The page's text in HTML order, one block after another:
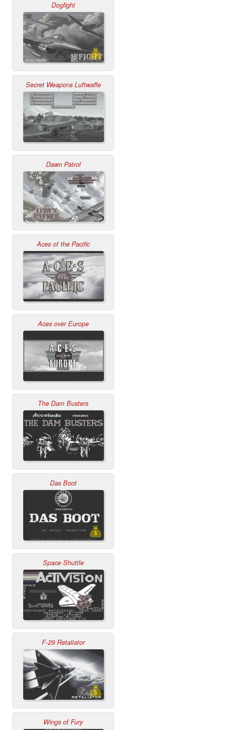
Dogfight
Secret Weapons Luftwaffe
Dawn Patrol
Aces of the Pacific
Aces over Europe
The Dam Busters
Das Boot
Space Shuttle
F-29 Retaliator
Wings of Fury